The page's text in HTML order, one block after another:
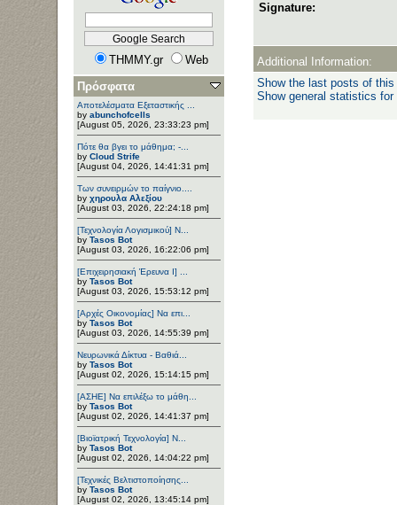
THMMY.gr
Web
Πρόσφατα
Αποτελέσματα Εξεταστικής ...
by abunchofcells
[August 05, 2026, 23:33:23 pm]
Πότε θα βγει το μάθημα; -...
by Cloud Strife
[August 04, 2026, 14:41:31 pm]
Των συνειρμών το παίγνιο....
by χηρουλα Αλεξίου
[August 03, 2026, 22:24:18 pm]
[Τεχνολογία Λογισμικού] Ν...
by Tasos Bot
[August 03, 2026, 16:22:06 pm]
[Επιχειρησιακή Έρευνα Ι] ...
by Tasos Bot
[August 03, 2026, 15:53:12 pm]
[Αρχές Οικονομίας] Να επι...
by Tasos Bot
[August 03, 2026, 14:55:39 pm]
Νευρωνικά Δίκτυα - Βαθιά...
by Tasos Bot
[August 02, 2026, 15:14:15 pm]
[ΑΣΗΕ] Να επιλέξω το μάθη...
by Tasos Bot
[August 02, 2026, 14:41:37 pm]
[Βιοϊατρική Τεχνολογία] Ν...
by Tasos Bot
[August 02, 2026, 14:04:22 pm]
[Τεχνικές Βελτιστοποίησης...
by Tasos Bot
[August 02, 2026, 13:45:14 pm]
Signature:
Additional Information:
Show the last posts of this
Show general statistics for